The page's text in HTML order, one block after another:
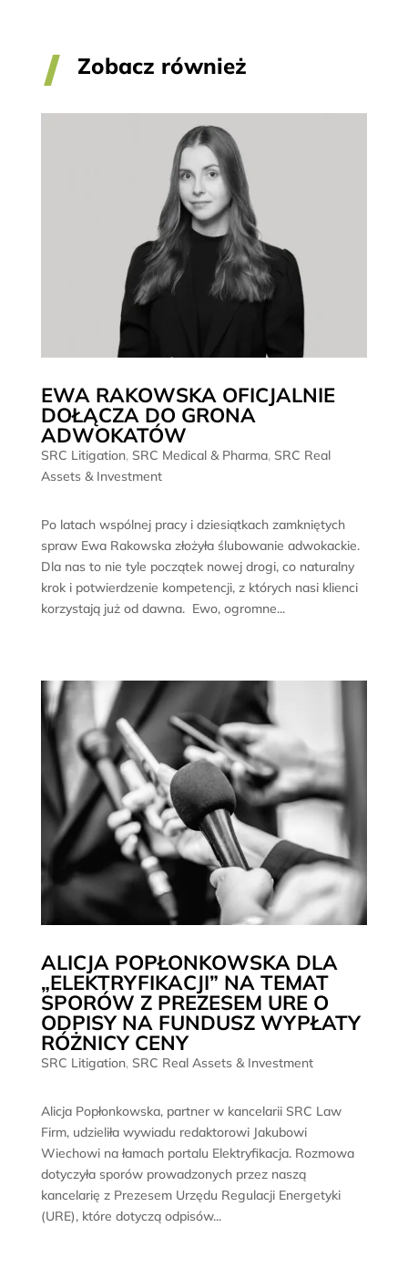
Zobacz również
EWA RAKOWSKA OFICJALNIE
DOŁĄCZA DO GRONA
ADWOKATÓW
SRC Litigation, SRC Medical & Pharma, SRC Real
Assets & Investment
Po latach wspólnej pracy i dziesiątkach zamkniętych
spraw Ewa Rakowska złożyła ślubowanie adwokackie.
Dla nas to nie tyle początek nowej drogi, co naturalny
krok i potwierdzenie kompetencji, z których nasi klienci
korzystają już od dawna. Ewo, ogromne...
ALICJA POPŁONKOWSKA DLA
„ELEKTRYFIKACJI” NA TEMAT
SPORÓW Z PREZESEM URE O
ODPISY NA FUNDUSZ WYPŁATY
RÓŻNICY CENY
SRC Litigation, SRC Real Assets & Investment
Alicja Popłonkowska, partner w kancelarii SRC Law
Firm, udzieliła wywiadu redaktorowi Jakubowi
Wiechowi na łamach portalu Elektryfikacja. Rozmowa
dotyczyła sporów prowadzonych przez naszą
kancelarię z Prezesem Urzędu Regulacji Energetyki
(URE), które dotyczą odpisów...